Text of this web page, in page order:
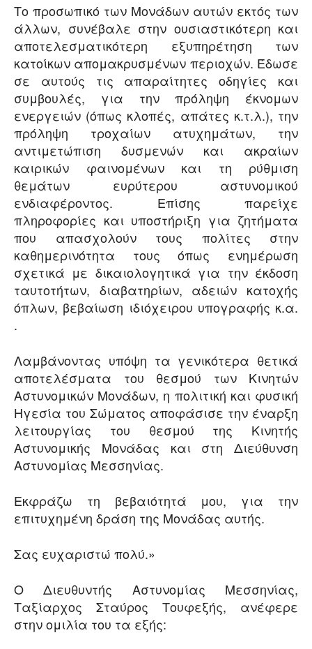
Το προσωπικό των Μονάδων αυτών εκτός των
άλλων, συνέβαλε στην ουσιαστικότερη και
αποτελεσματικότερη εξυπηρέτηση των
κατοίκων απομακρυσμένων περιοχών. Έδωσε
σε αυτούς τις απαραίτητες οδηγίες και
συμβουλές, για την πρόληψη έκνομων
ενεργειών (όπως κλοπές, απάτες κ.τ.λ.), την
πρόληψη τροχαίων ατυχημάτων, την
αντιμετώπιση δυσμενών και ακραίων
καιρικών φαινομένων και τη ρύθμιση
θεμάτων ευρύτερου αστυνομικού
ενδιαφέροντος. Επίσης παρείχε
πληροφορίες και υποστήριξη για ζητήματα
που απασχολούν τους πολίτες στην
καθημερινότητα τους όπως ενημέρωση
σχετικά με δικαιολογητικά για την έκδοση
ταυτοτήτων, διαβατηρίων, αδειών κατοχής
όπλων, βεβαίωση ιδιόχειρου υπογραφής κ.α.
.
Λαμβάνοντας υπόψη τα γενικότερα θετικά
αποτελέσματα του θεσμού των Κινητών
Αστυνομικών Μονάδων, η πολιτική και φυσική
Ηγεσία του Σώματος αποφάσισε την έναρξη
λειτουργίας του θεσμού της Κινητής
Αστυνομικής Μονάδας και στη Διεύθυνση
Αστυνομίας Μεσσηνίας.
Εκφράζω τη βεβαιότητά μου, για την
επιτυχημένη δράση της Μονάδας αυτής.
Σας ευχαριστώ πολύ.»
Ο Διευθυντής Αστυνομίας Μεσσηνίας,
Ταξίαρχος Σταύρος Τουφεξής, ανέφερε
στην ομιλία του τα εξής: